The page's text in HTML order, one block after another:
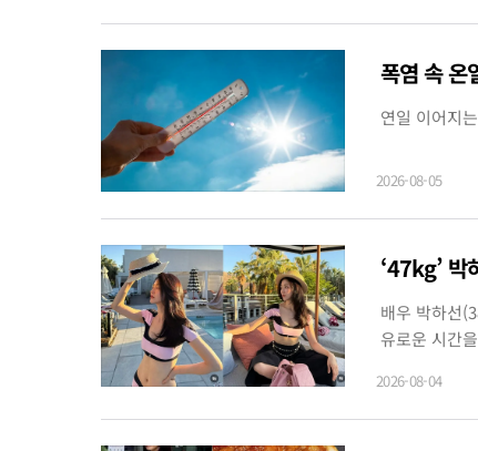
폭염 속 온
연일 이어지
2026-08-05
‘47kg’ 박
배우 박하선
유로운 시간
2026-08-04